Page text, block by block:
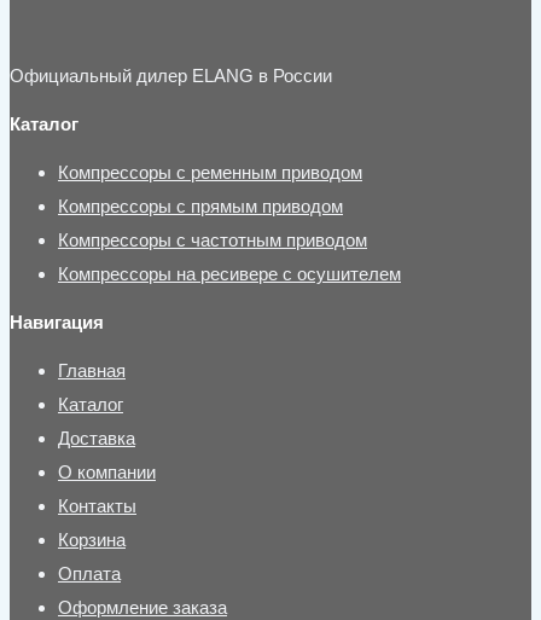
Официальный дилер ELANG в России
Каталог
Компрессоры с ременным приводом
Компрессоры с прямым приводом
Компрессоры с частотным приводом
Компрессоры на ресивере с осушителем
Навигация
Главная
Каталог
Доставка
О компании
Контакты
Корзина
Оплата
Оформление заказа